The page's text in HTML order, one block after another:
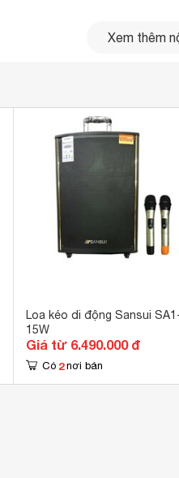
Xem thêm
Loa kéo di động Sansui
15W
Giá từ 6.490.000 đ
Có 2 nơi bán